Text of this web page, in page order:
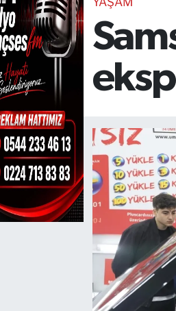
TEKNOLOJİ
CANLI DİNLE
RESMİ İLANLAR
Gencsesfm Canlı Dinle